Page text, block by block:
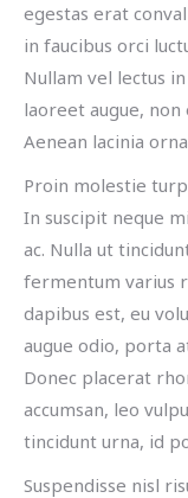
egestas erat
in faucibus orci
Nullam vel lectus
laoreet augue, non
Aenean lacinia
Proin molestie
In suscipit neque
ac. Nulla ut
fermentum varius
dapibus est, eu
augue odio, porta
Donec placerat
accumsan, leo
tincidunt urna, id
Suspendisse nisl